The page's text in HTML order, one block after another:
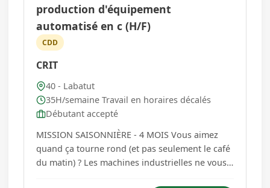
production d'équipement
automatisé en c (H/F)
CDD
CRIT
40 - Labatut
35H/semaine Travail en horaires décalés
Débutant accepté
MISSION SAISONNIÈRE - 4 MOIS Vous aimez
quand ça tourne rond (et pas seulement le café
du matin) ? Les machines industrielles ne vous